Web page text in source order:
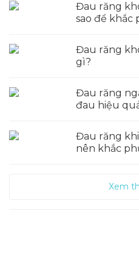
Đau răng
sao để khắc
Đau răng
gì?
Đau răng
đau hiệu
Đau răng
nên khắc
Xem